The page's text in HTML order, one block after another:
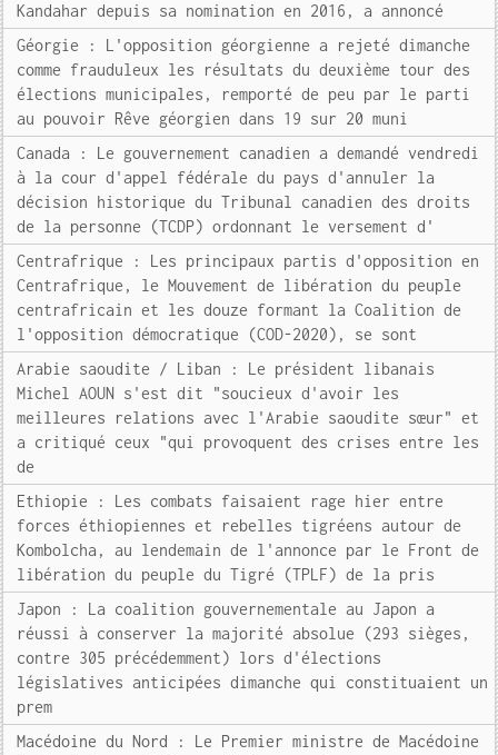
Kandahar depuis sa nomination en 2016, a annoncé
Géorgie : L'opposition géorgienne a rejeté dimanche
comme frauduleux les résultats du deuxième tour des
élections municipales, remporté de peu par le parti
au pouvoir Rêve géorgien dans 19 sur 20 muni
Canada : Le gouvernement canadien a demandé vendredi
à la cour d'appel fédérale du pays d'annuler la
décision historique du Tribunal canadien des droits
de la personne (TCDP) ordonnant le versement d'
Centrafrique : Les principaux partis d'opposition en
Centrafrique, le Mouvement de libération du peuple
centrafricain et les douze formant la Coalition de
l'opposition démocratique (COD-2020), se sont
Arabie saoudite / Liban : Le président libanais
Michel AOUN s'est dit "soucieux d'avoir les
meilleures relations avec l'Arabie saoudite sœur" et
a critiqué ceux "qui provoquent des crises entre les
de
Ethiopie : Les combats faisaient rage hier entre
forces éthiopiennes et rebelles tigréens autour de
Kombolcha, au lendemain de l'annonce par le Front de
libération du peuple du Tigré (TPLF) de la pris
Japon : La coalition gouvernementale au Japon a
réussi à conserver la majorité absolue (293 sièges,
contre 305 précédemment) lors d'élections
législatives anticipées dimanche qui constituaient un
prem
Macédoine du Nord : Le Premier ministre de Macédoine